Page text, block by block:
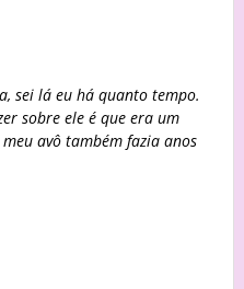
sei lá eu há quanto tempo.
sobre ele é que era um
avô também fazia anos